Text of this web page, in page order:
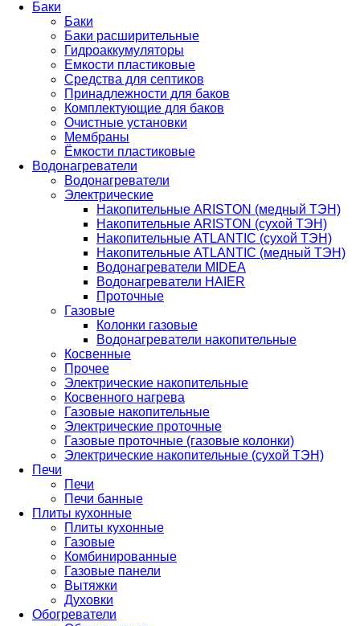
Баки
Баки
Баки расширительные
Гидроаккумуляторы
Емкости пластиковые
Средства для септиков
Принадлежности для баков
Комплектующие для баков
Очистные установки
Мембраны
Ёмкости пластиковые
Водонагреватели
Водонагреватели
Электрические
Накопительные ARISTON (медный ТЭН)
Накопительные ARISTON (сухой ТЭН)
Накопительные ATLANTIC (сухой ТЭН)
Накопительные ATLANTIC (медный ТЭН)
Водонагреватели MIDEA
Водонагреватели HAIER
Проточные
Газовые
Колонки газовые
Водонагреватели накопительные
Косвенные
Прочее
Электрические накопительные
Косвенного нагрева
Газовые накопительные
Электрические проточные
Газовые проточные (газовые колонки)
Электрические накопительные (сухой ТЭН)
Печи
Печи
Печи банные
Плиты кухонные
Плиты кухонные
Газовые
Комбинированные
Газовые панели
Вытяжки
Духовки
Обогреватели